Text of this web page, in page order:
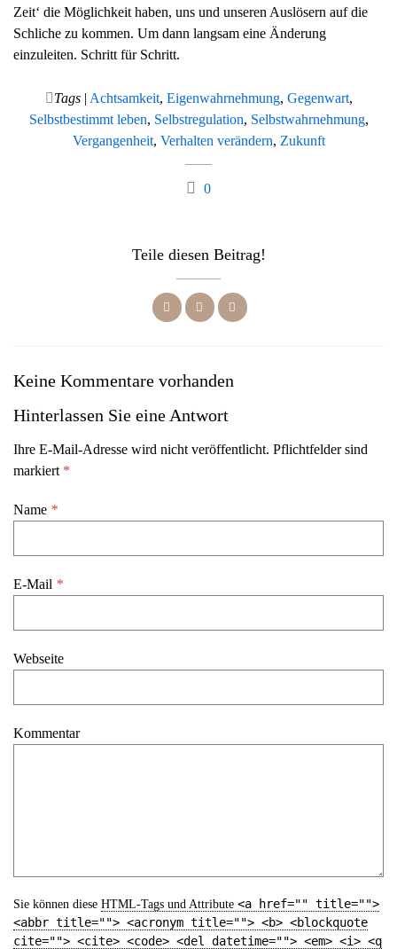
Zeit‘ die Möglichkeit haben, uns und unseren Auslösern auf die
Schliche zu kommen. Um dann langsam eine Änderung
einzuleiten. Schritt für Schritt.
Tags| Achtsamkeit, Eigenwahrnehmung, Gegenwart,
Selbstbestimmt leben, Selbstregulation, Selbstwahrnehmung,
Vergangenheit, Verhalten verändern, Zukunft
0
Teile diesen Beitrag!
Keine Kommentare vorhanden
Hinterlassen Sie eine Antwort
Ihre E-Mail-Adresse wird nicht veröffentlicht. Pflichtfelder sind
markiert *
Name *
E-Mail *
Webseite
Kommentar
Sie können diese HTML-Tags und Attribute <a href="" title="">
<abbr title=""> <acronym title=""> <b> <blockquote
cite=""> <cite> <code> <del datetime=""> <em> <i> <q